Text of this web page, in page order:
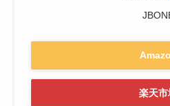
楽天市